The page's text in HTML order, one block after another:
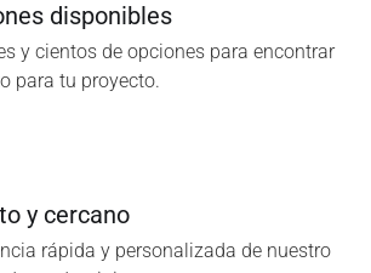
disponibles
y cientos de opciones para encontrar
para tu proyecto.
y cercano
rápida y personalizada de nuestro